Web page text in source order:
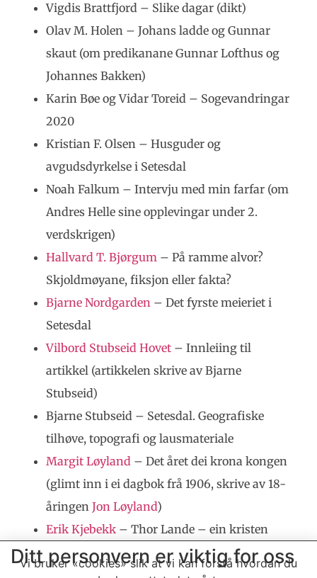
Vigdis Brattfjord – Slike dagar (dikt)
Olav M. Holen – Johans ladde og Gunnar
skaut (om predikanane Gunnar Lofthus og
Johannes Bakken)
Karin Bøe og Vidar Toreid – Sogevandringar
2020
Kristian F. Olsen – Husguder og
avgudsdyrkelse i Setesdal
Noah Falkum – Intervju med min farfar (om
Andres Helle sine opplevingar under 2.
verdskrigen)
Hallvard T. Bjørgum – På ramme alvor?
Skjoldmøyane, fiksjon eller fakta?
Bjarne Nordgarden – Det fyrste meieriet i
Setesdal
Vilbord Stubseid Hovet – Innleiing til
artikkel (artikkelen skrive av Bjarne
Stubseid)
Bjarne Stubseid – Setesdal. Geografiske
tilhøve, topografi og lausmateriale
Margit Løyland – Det året dei krona kongen
(glimt inn i ei dagbok frå 1906, skrive av 18-
åringen Jon Løyland)
Erik Kjebekk – Thor Lande – ein kristen
heidersmann frå Grendi
Annonsar – Takk til annonsørane våre!
Ditt personvern er viktig for oss
Vi bruker «cookies» slik at vi kan forstå hvordan du